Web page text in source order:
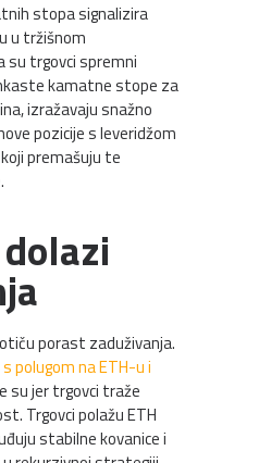
stopa signalizira
u tržišnom
su trgovci spremni
kamatne stope za
izražavaju snažno
pozicije s leveridžom
premašuju te
porast zaduživanja.
polugom na ETH-u i
su jer trgovci traže
Trgovci polažu ETH
stabilne kovanice i